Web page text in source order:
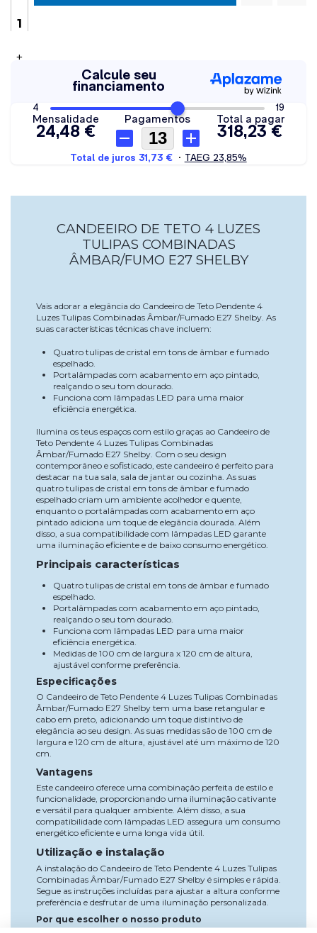
+
CANDEEIRO DE TETO 4 LUZES
TULIPAS COMBINADAS
ÂMBAR/FUMO E27 SHELBY
Vais adorar a elegância do Candeeiro de Teto Pendente 4
Luzes Tulipas Combinadas Âmbar/Fumado E27 Shelby. As
suas características técnicas chave incluem:
Quatro tulipas de cristal em tons de âmbar e fumado
espelhado.
Portalâmpadas com acabamento em aço pintado,
realçando o seu tom dourado.
Funciona com lâmpadas LED para uma maior
eficiência energética.
Ilumina os teus espaços com estilo graças ao Candeeiro de
Teto Pendente 4 Luzes Tulipas Combinadas
Âmbar/Fumado E27 Shelby. Com o seu design
contemporâneo e sofisticado, este candeeiro é perfeito para
destacar na tua sala, sala de jantar ou cozinha. As suas
quatro tulipas de cristal em tons de âmbar e fumado
espelhado criam um ambiente acolhedor e quente,
enquanto o portalâmpadas com acabamento em aço
pintado adiciona um toque de elegância dourada. Além
disso, a sua compatibilidade com lâmpadas LED garante
uma iluminação eficiente e de baixo consumo energético.
Principais características
Quatro tulipas de cristal em tons de âmbar e fumado
espelhado.
Portalâmpadas com acabamento em aço pintado,
realçando o seu tom dourado.
Funciona com lâmpadas LED para uma maior
eficiência energética.
Medidas de 100 cm de largura x 120 cm de altura,
ajustável conforme preferência.
Especificações
O Candeeiro de Teto Pendente 4 Luzes Tulipas Combinadas
Âmbar/Fumado E27 Shelby tem uma base retangular e
cabo em preto, adicionando um toque distintivo de
elegância ao seu design. As suas medidas são de 100 cm de
largura e 120 cm de altura, ajustável até um máximo de 120
cm.
Vantagens
Este candeeiro oferece uma combinação perfeita de estilo e
funcionalidade, proporcionando uma iluminação cativante
e versátil para qualquer ambiente. Além disso, a sua
compatibilidade com lâmpadas LED assegura um consumo
energético eficiente e uma longa vida útil.
Utilização e instalação
A instalação do Candeeiro de Teto Pendente 4 Luzes Tulipas
Combinadas Âmbar/Fumado E27 Shelby é simples e rápida.
Segue as instruções incluídas para ajustar a altura conforme
preferência e desfrutar de uma iluminação personalizada.
Por que escolher o nosso produto